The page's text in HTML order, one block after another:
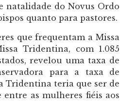
natalidade do Novus Ordo
quanto para pastores.
que frequentam a Missa
Tridentina, com 1.085
revelou uma taxa de
para a taxa de
Tridentina teria que ser de
as mulheres fiéis aos